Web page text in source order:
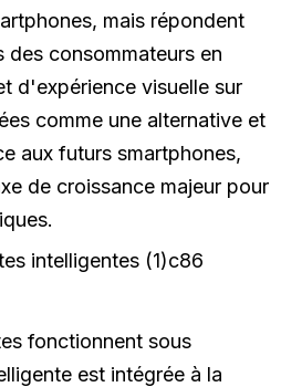
mais répondent
des consommateurs en
d'expérience visuelle sur
comme une alternative et
aux futurs smartphones,
de croissance majeur pour
fonctionnent sous
est intégrée à la